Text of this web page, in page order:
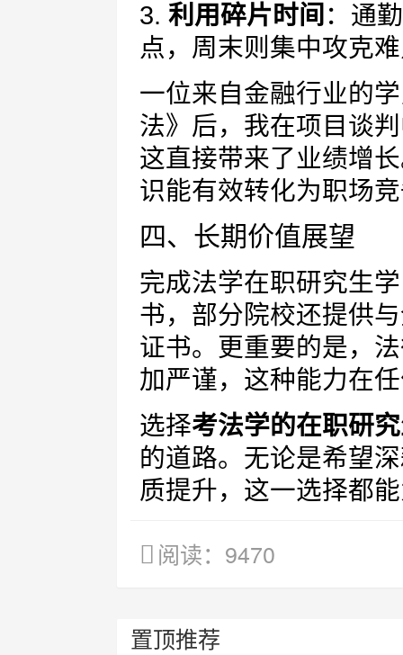
3. 利用碎片时间 ：通
点，周末则集中攻克
一位来自金融行业的
法》后，我在项目谈
这直接带来了业绩增
识能有效转化为职场
四、长期价值展望
完成法学在职研究生
书，部分院校还提供
证书。更重要的是，
加严谨，这种能力在
选择考法学的在职研
的道路。无论是希望
质提升，这一选择都
阅读：9470
置顶推荐